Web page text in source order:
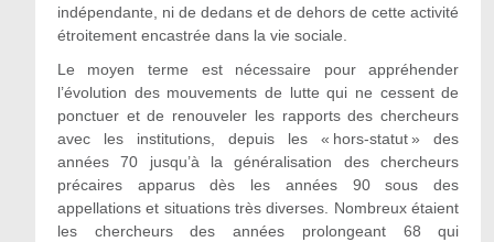
indépendante, ni de dedans et de dehors de cette activité
étroitement encastrée dans la vie sociale.
Le moyen terme est nécessaire pour appréhender
l’évolution des mouvements de lutte qui ne cessent de
ponctuer et de renouveler les rapports des chercheurs
avec les institutions, depuis les « hors-statut » des
années 70 jusqu’à la généralisation des chercheurs
précaires apparus dès les années 90 sous des
appellations et situations très diverses. Nombreux étaient
les chercheurs des années prolongeant 68 qui